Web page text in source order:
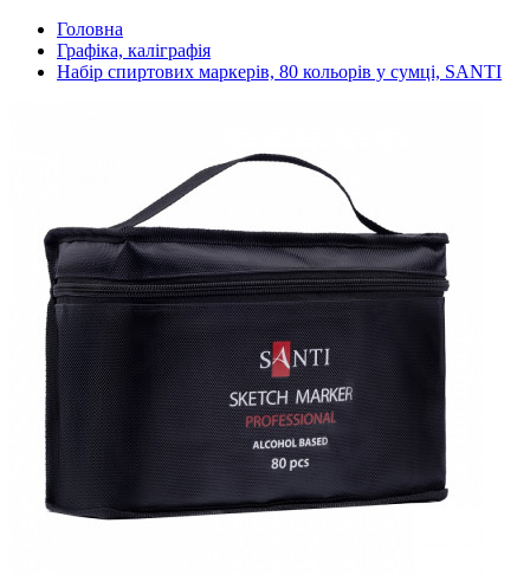
Головна
Графіка, каліграфія
Набір спиртових маркерів, 80 кольорів у сумці, SANTI